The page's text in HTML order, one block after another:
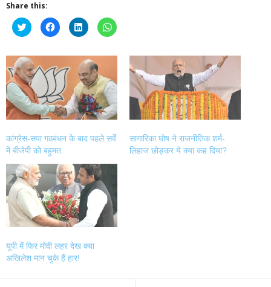
Share this:
Click
to
Twitter
(Opens
in
new
window)
Click
to
Facebook
(Opens
in
new
window)
Click
to
LinkedIn
(Opens
in
new
window)
Click
to
WhatsApp
(Opens
window)
कांग्रेस-सपा गठबंधन के बाद पहले सर्वे
में बीजेपी को बहुमत
सागारिका घोष ने राजनीतिक शर्म-
लिहाज छोड़कर ये क्या कह दिया?
यूपी में फिर मोदी लहर देख क्या
अखिलेश मान चुके हैं हार!